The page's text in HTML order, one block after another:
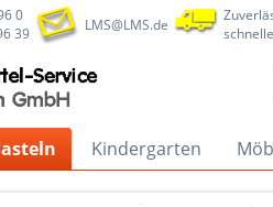
0
39
LMS@LMS.de
Kindergarten